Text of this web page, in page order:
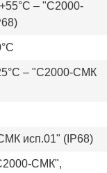
– "С2000-
– "С2000-СМК
исп.01" (IP68)
СМК",